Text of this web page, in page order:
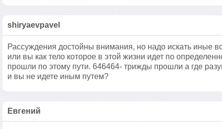
shiryaevpavel
Рассуждения достойны внимания, но надо искать иные
или вы как тело которое в этой жизни идет по
прошли по этому пути. 646464- трижды прошли а где
и вы не идете иным путем?
Евгений